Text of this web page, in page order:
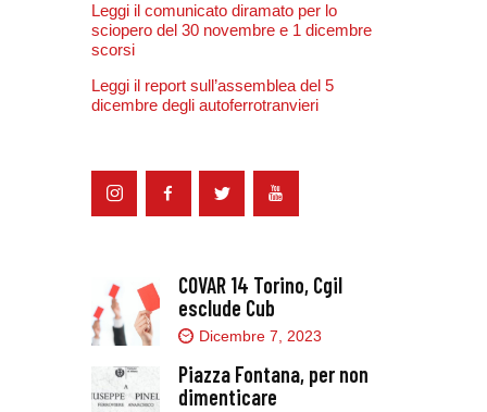
Leggi il comunicato diramato per lo
sciopero del 30 novembre e 1 dicembre
scorsi
Leggi il report sull’assemblea del 5
dicembre degli autoferrotranvieri
COVAR 14 Torino, Cgil
esclude Cub
Dicembre 7, 2023
Piazza Fontana, per non
dimenticare